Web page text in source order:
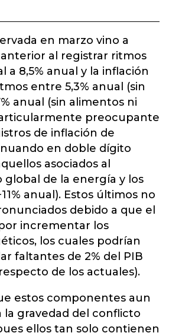
en marzo vino a
al registrar ritmos
a 8,5% anual y la inflación
entre 5,3% anual (sin
anual (sin alimentos ni
preocupante
de inflación de
en doble dígito
asociados al
de la energía y los
anual). Estos últimos no
debido a que el
incrementar los
los cuales podrían
faltantes de 2% del PIB
de los actuales).
estos componentes aun
la gravedad del conflicto
ellos tan solo contienen